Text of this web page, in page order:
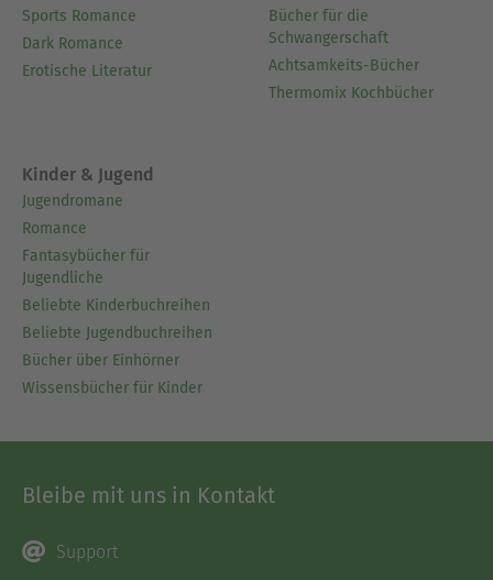
Sports Romance
Dark Romance
Erotische Literatur
Bücher für die
Schwangerschaft
Achtsamkeits-Bücher
Thermomix Kochbücher
Kinder & Jugend
Jugendromane
Romance
Fantasybücher für
Jugendliche
Beliebte Kinderbuchreihen
Beliebte Jugendbuchreihen
Bücher über Einhörner
Wissensbücher für Kinder
Bleibe mit uns in Kontakt
Support